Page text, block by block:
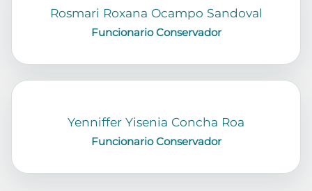
Rosmari Roxana Ocampo Sandoval
Funcionario Conservador
Yenniffer Yisenia Concha Roa
Funcionario Conservador